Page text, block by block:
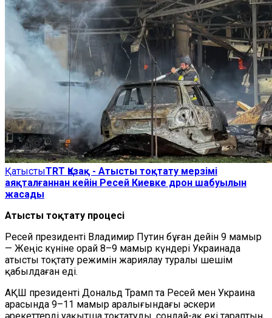
ҚатыстыTRT Қазақ - Атысты тоқтату мерзімі
аяқталғаннан кейін Ресей Киевке дрон шабуылын
жасады
Атысты тоқтату процесі
Ресей президенті Владимир Путин бұған дейін 9 мамыр
— Жеңіс күніне орай 8–9 мамыр күндері Украинада
атысты тоқтату режимін жариялау туралы шешім
қабылдаған еді.
АҚШ президенті Дональд Трамп та Ресей мен Украина
арасында 9–11 мамыр аралығындағы әскери